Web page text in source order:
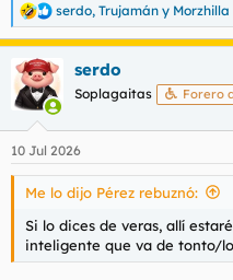
R
e
a
c
c
i
e
s
serdo, Trujamán y Morzhilla
serdo
Soplagaitas Forero
10 Jul 2026
Me lo dijo Pérez rebuznó:
Si lo dices de veras, allí
inteligente que va de tonto/